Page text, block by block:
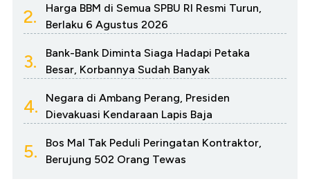
2.
Harga BBM di Semua SPBU RI Resmi Turun,
Berlaku 6 Agustus 2026
3.
Bank-Bank Diminta Siaga Hadapi Petaka
Besar, Korbannya Sudah Banyak
4.
Negara di Ambang Perang, Presiden
Dievakuasi Kendaraan Lapis Baja
5.
Bos Mal Tak Peduli Peringatan Kontraktor,
Berujung 502 Orang Tewas